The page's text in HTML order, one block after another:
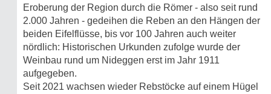
Eroberung der Region durch die Römer - also seit rund
2.000 Jahren - gedeihen die Reben an den Hängen der
beiden Eifelflüsse, bis vor 100 Jahren auch weiter
nördlich: Historischen Urkunden zufolge wurde der
Weinbau rund um Nideggen erst im Jahr 1911
aufgegeben.
Seit 2021 wachsen wieder Rebstöcke auf einem Hügel